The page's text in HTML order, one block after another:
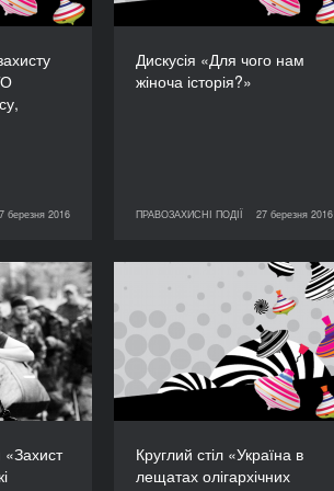
березня 2016
питання)
ПОДІЇ
Дискусія «Для чого нам
жіноча історія?»
ПРАВОЗАХИСНІ ПОДІЇ 27 березня 2016
ПРАВОЗАХИСНІ ПОДІЇ
27 березня 2016
«Захист
від
Сході
України»
ТРИВАЛІСТЬ
Круглий стіл «Україна в
лещатах олігархічних
Круглий стіл «Україна в
лещатах олігархічних
монополій: чи можливі
модернізація і прорив до
свободи?»
ТРИВАЛІСТЬ